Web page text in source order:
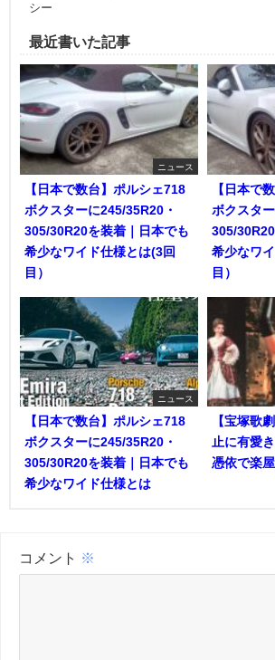
シー
最近書いた記事
ニュース
【日本で数台】ポルシェ718
ボクスターに245/35R20・
305/30R20を装着｜日本でも
希少なワイド仕様とは(3回
目）
【日本で
ボクスタ
305/
希少なワ
目）
ニュース
【日本で数台】ポルシェ718
ボクスターに245/35R20・
305/30R20を装着｜日本でも
希少なワイド仕様とは
【宝塚歌
止に有愛
憑依で楽
コメント ※